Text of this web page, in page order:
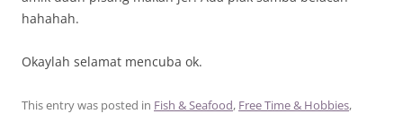
hahahah.
Okaylah selamat mencuba ok.
This entry was posted in Fish & Seafood, Free Time & Hobbies,